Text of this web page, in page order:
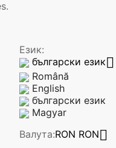
Език:
български език
Română
English
български език
Magyar
Валута:RON RON